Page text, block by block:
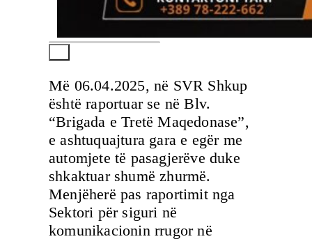
Më 06.04.2025, në SVR Shkup
është raportuar se në Blv.
“Brigada e Tretë Maqedonase”,
e ashtuquajtura gara e egër me
automjete të pasagjerëve duke
shkaktuar shumë zhurmë.
Menjëherë pas raportimit nga
Sektori për siguri në
komunikacionin rrugor në